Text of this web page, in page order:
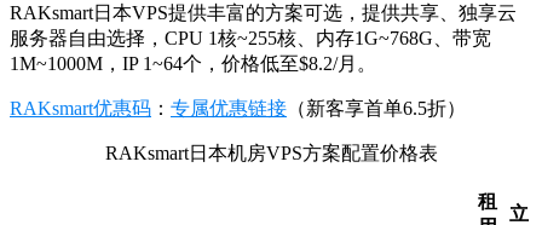
RAKsmart日本VPS提供丰富的方案可选，提供共享、独享云
服务器自由选择，CPU 1核~255核、内存1G~768G、带宽
1M~1000M，IP 1~64个，价格低至$8.2/月。
RAKsmart优惠码 ： 专属优惠链接 （新客享首单6.5折）
RAKsmart日本机房VPS方案配置价格表
租
立